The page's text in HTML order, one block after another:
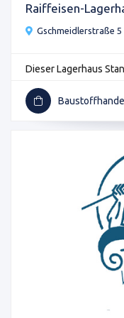
Raiffeisen-
Gschmeidlerstraße 5
Dieser Lagerhaus